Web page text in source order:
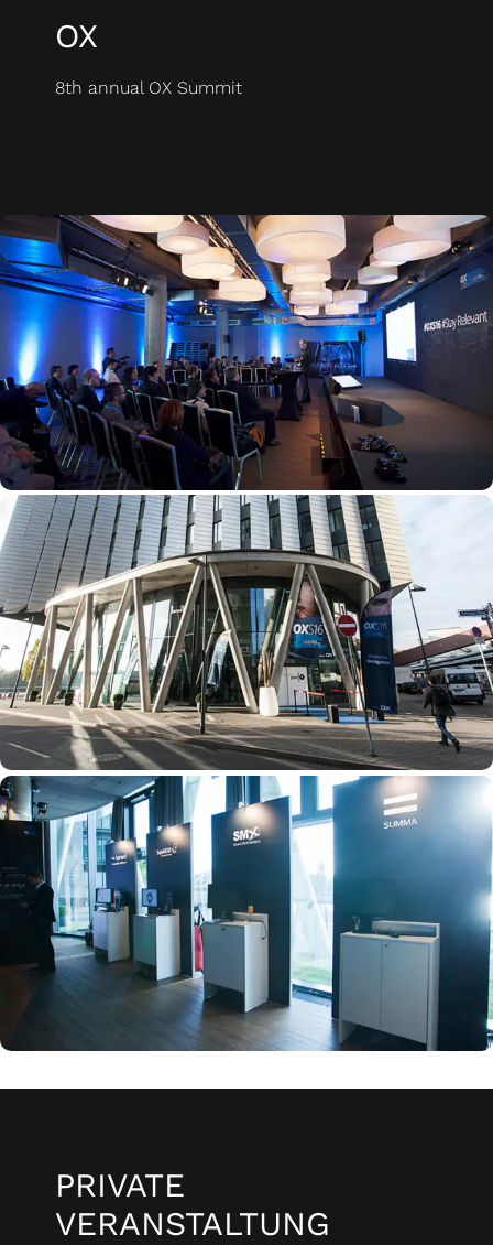
OX
8th annual OX Summit
PRIVATE
VERANSTALTUNG